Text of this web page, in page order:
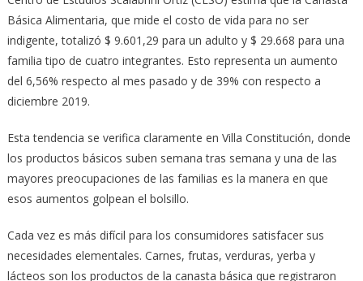
Básica Alimentaria, que mide el costo de vida para no ser
indigente, totalizó $ 9.601,29 para un adulto y $ 29.668 para una
familia tipo de cuatro integrantes. Esto representa un aumento
del 6,56% respecto al mes pasado y de 39% con respecto a
diciembre 2019.
Esta tendencia se verifica claramente en Villa Constitución, donde
los productos básicos suben semana tras semana y una de las
mayores preocupaciones de las familias es la manera en que
esos aumentos golpean el bolsillo.
Cada vez es más difícil para los consumidores satisfacer sus
necesidades elementales. Carnes, frutas, verduras, yerba y
lácteos son los productos de la canasta básica que registraron